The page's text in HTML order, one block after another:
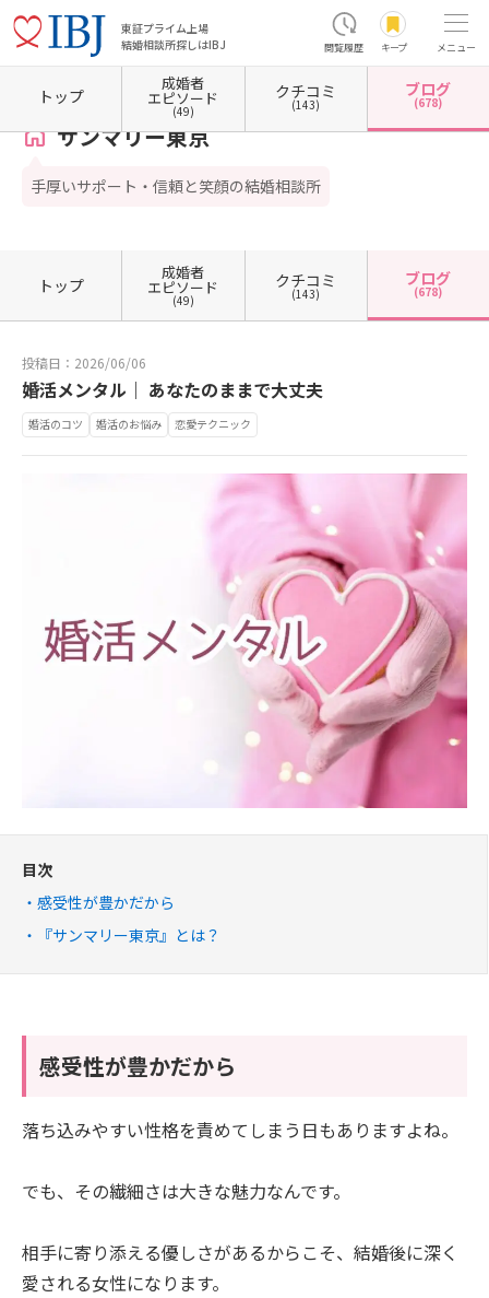
東証プライム上場
結婚相談所探しはIBJ
閲覧履歴 キープ メニュー
ホーム 東京都の結婚相談所 東京都港区 東京都港区南青山 サンマリー東京 カウン
サンマリー東京
手厚いサポート・信頼と笑顔の結婚相談所
トップ
成婚者
エピソード
(49)
クチコミ
(143)
ブログ
(678)
トップ
成婚者
エピソード
(49)
クチコミ
(143)
ブログ
(678)
投稿日：2026/06/06
婚活メンタル｜ あなたのままで大丈夫
婚活のコツ 婚活のお悩み 恋愛テクニック
目次
感受性が豊かだから
『サンマリー東京』とは？
感受性が豊かだから
落ち込みやすい性格を責めてしまう日もありますよね。
でも、その繊細さは大きな魅力なんです。
相手に寄り添える優しさがあるからこそ、結婚後に深く
愛される女性になります。